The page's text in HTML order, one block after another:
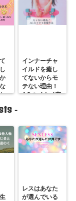
インナーチャ
イルドを癒し
てないからモ
テない理由！
ACのイタイ恋
-
レスはあなた
が選んでいる